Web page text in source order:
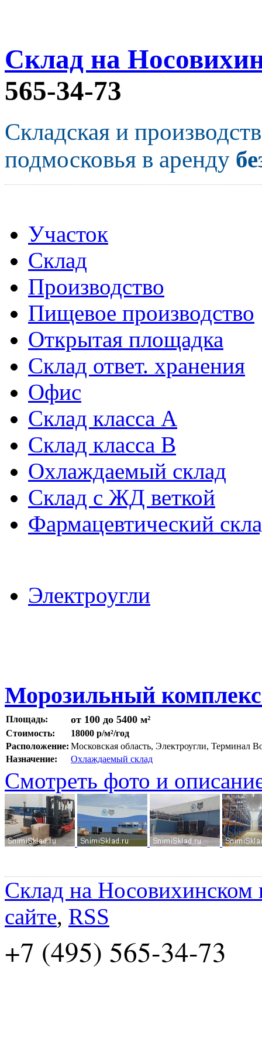
Склад на
565-34-73
Складская и
подмосковья в аренду
Участок
Склад
Производство
Пищевое производство
Открытая площадка
Склад ответ. хранения
Офис
Склад класса A
Склад класса B
Охлаждаемый склад
Склад с ЖД веткой
Фармацевтический
Электроугли
Морозильный
Площадь: от 100 до 5400 м²
Стоимость:
18000 р/м²/год
Расположение: Московская область, Электроугли, Терминал
Назначение:
Охлаждаемый склад
Смотреть фото и
Склад на Носовихинском
сайте, RSS
+7 (495) 565-34-73